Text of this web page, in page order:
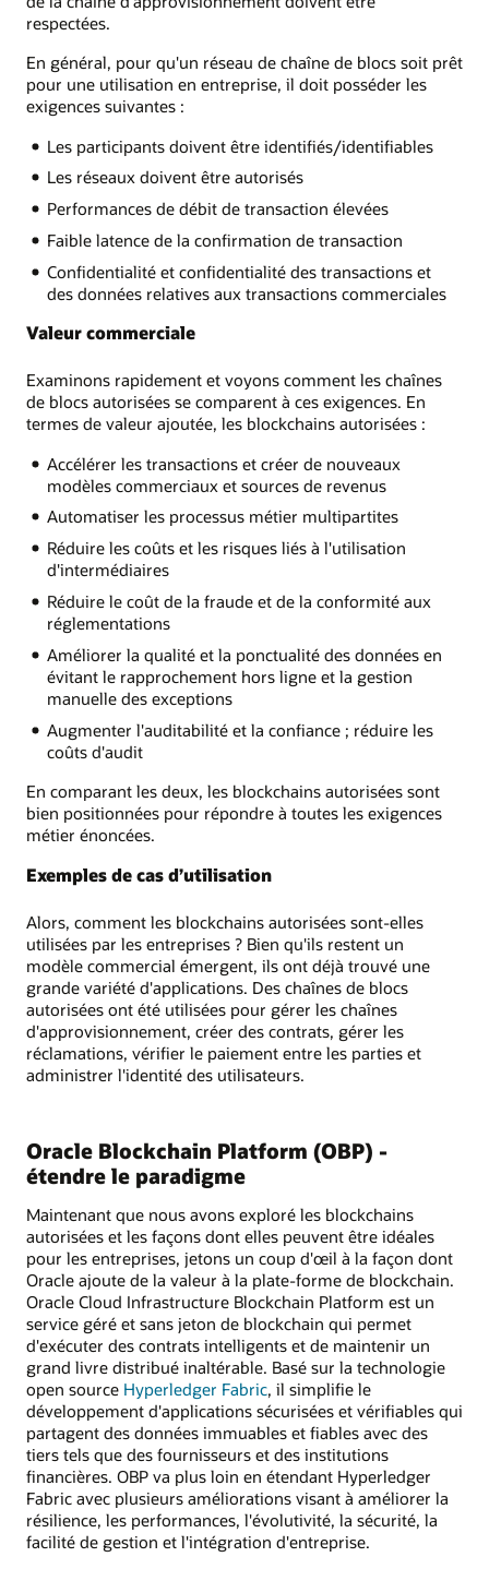
respectées.
En général, pour qu'un réseau de chaîne de blocs soit prêt
pour une utilisation en entreprise, il doit posséder les
exigences suivantes :
Les participants doivent être identifiés/identifiables
Les réseaux doivent être autorisés
Performances de débit de transaction élevées
Faible latence de la confirmation de transaction
Confidentialité et confidentialité des transactions et
des données relatives aux transactions commerciales
Valeur commerciale
Examinons rapidement et voyons comment les chaînes
de blocs autorisées se comparent à ces exigences. En
termes de valeur ajoutée, les blockchains autorisées :
Accélérer les transactions et créer de nouveaux
modèles commerciaux et sources de revenus
Automatiser les processus métier multipartites
Réduire les coûts et les risques liés à l'utilisation
d'intermédiaires
Réduire le coût de la fraude et de la conformité aux
réglementations
Améliorer la qualité et la ponctualité des données en
évitant le rapprochement hors ligne et la gestion
manuelle des exceptions
Augmenter l'auditabilité et la confiance ; réduire les
coûts d'audit
En comparant les deux, les blockchains autorisées sont
bien positionnées pour répondre à toutes les exigences
métier énoncées.
Exemples de cas d’utilisation
Alors, comment les blockchains autorisées sont-elles
utilisées par les entreprises ? Bien qu'ils restent un
modèle commercial émergent, ils ont déjà trouvé une
grande variété d'applications. Des chaînes de blocs
autorisées ont été utilisées pour gérer les chaînes
d'approvisionnement, créer des contrats, gérer les
réclamations, vérifier le paiement entre les parties et
administrer l'identité des utilisateurs.
Oracle Blockchain Platform (OBP) -
étendre le paradigme
Maintenant que nous avons exploré les blockchains
autorisées et les façons dont elles peuvent être idéales
pour les entreprises, jetons un coup d'œil à la façon dont
Oracle ajoute de la valeur à la plate-forme de blockchain.
Oracle Cloud Infrastructure Blockchain Platform est un
service géré et sans jeton de blockchain qui permet
d'exécuter des contrats intelligents et de maintenir un
grand livre distribué inaltérable. Basé sur la technologie
open source Hyperledger Fabric, il simplifie le
développement d'applications sécurisées et vérifiables qui
partagent des données immuables et fiables avec des
tiers tels que des fournisseurs et des institutions
financières. OBP va plus loin en étendant Hyperledger
Fabric avec plusieurs améliorations visant à améliorer la
résilience, les performances, l'évolutivité, la sécurité, la
facilité de gestion et l'intégration d'entreprise.